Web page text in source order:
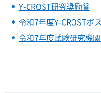
Y-CROST研究奨励賞
令和7年度Y-CROSTポ
令和7年度試験研究機